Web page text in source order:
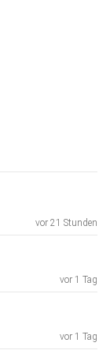
vor 21 Stunden
vor 1 Tag
vor 1 Tag